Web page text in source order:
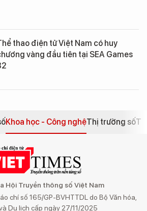
thao điện tử Việt Nam có huy
vàng đầu tiên tại SEA Games
Khoa học - Công nghệThị trường số
Hội Truyền thông số Việt Nam
chí số 165/GP-BVHTTDL do Bộ Văn hóa,
Du lịch cấp ngày 27/11/2025